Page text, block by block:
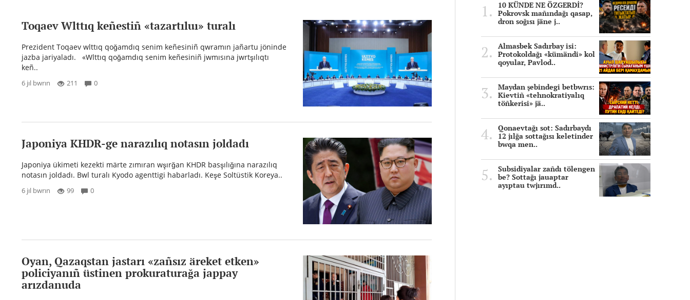
Toqaev Wlttıq keñestiñ «tazartıluı» turalı
Prezident Toqaev wlttıq qoğamdıq senim keñesiniñ qwramın jañartu jöninde
jazba jariyaladı. «Wlttıq qoğamdıq senim keñesiniñ jwmısına jwrtşılıqtı
keñ..
6 jıl bwrın 211 0
Japoniya KHDR-ge narazılıq notasın joldadı
Japoniya ükimeti kezekti märte zımıran wşırğan KHDR basşılığına narazılıq
notasın joldadı. Bwl turalı Kyodo agenttigi habarladı. Keşe Soltüstik Koreya..
6 jıl bwrın 99 0
Oyan, Qazaqstan jastarı «zañsız äreket etken»
policiyanıñ üstinen prokuraturağa jappay
arızdanuda
10 KÜNDE NE ÖZGERDİ?
Pokrovsk mañındağı qasap,
dron soğısı jäne j..
Almasbek Sadırbay isi:
Protokoldağı «kümändi» kol
qoyular, Pavlod..
Maydan şebindegi betbwrıs:
Kievtiñ «tehnokratiyalıq
töñkerisi» jä..
Qonaevtağı sot: Sadırbaydı
12 jılğa sottağısı keletinder
bwqa men..
Subsidiyalar zañdı tölengen
be? Sottağı jauaptar
ayıptau twjırımd..